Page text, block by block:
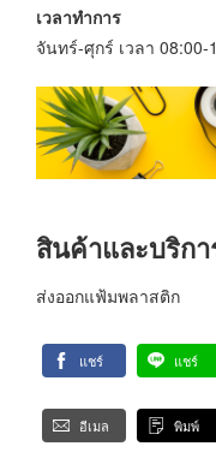
เวลาทำการ
จันทร์-ศุกร์ เวลา 08:00-
สินค้าและบริกา
ส่งออกแฟ้มพลาสติก
แชร์ แชร์
อีเมล พิมพ์